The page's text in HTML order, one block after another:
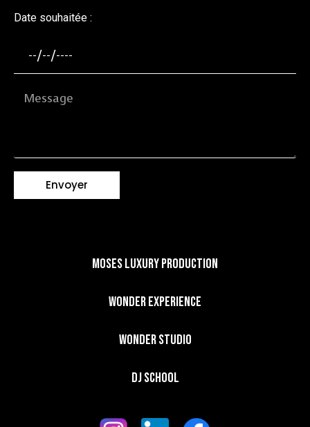
Date souhaitée :
Envoyer
Moses Luxury Production
Wonder Experience​
Wonder Studio
DJ School